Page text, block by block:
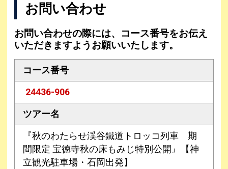
お問い合わせ
お問い合わせの際には、コース番号をお伝え
いただきますようお願いいたします。
コース番号
24436-906
ツアー名
『秋のわたらせ渓谷鐵道トロッコ列車 期
間限定 宝徳寺秋の床もみじ特別公開』【神
立観光駐車場・石岡出発】